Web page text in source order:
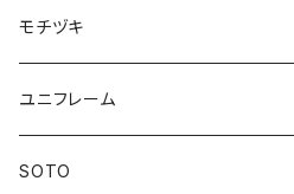
モチヅキ
ユニフレーム
SOTO